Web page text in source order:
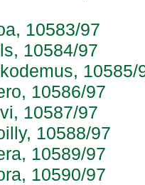
10583/97
10584/97
10585/
10586/97
10587/97
10588/97
10589/97
10590/97